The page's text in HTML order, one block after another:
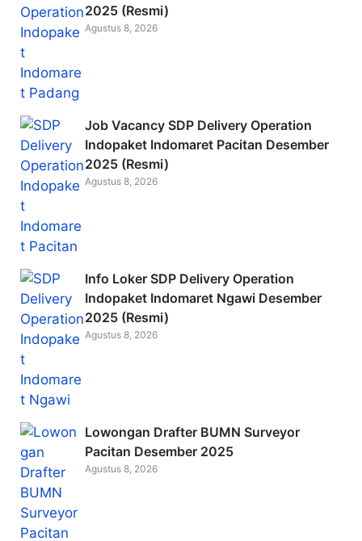
o
k
2025 (Resmi)
Agustus 8, 2026
Job Vacancy SDP Delivery Operation
Indopaket Indomaret Pacitan Desember
2025 (Resmi)
Agustus 8, 2026
Info Loker SDP Delivery Operation
Indopaket Indomaret Ngawi Desember
2025 (Resmi)
Agustus 8, 2026
Lowongan Drafter BUMN Surveyor
Pacitan Desember 2025
Agustus 8, 2026